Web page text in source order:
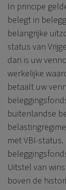
In principe
belegt in
belangrijke
status van
dan is uw
werkelijke
betaalt uw
buitenlandse
met VBI-
Uitstel van
boven de